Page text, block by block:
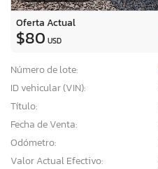
Oferta Actual
$80 USD
Número de lote:
ID vehicular (VIN):
Título:
Fecha de Venta:
Odómetro:
Valor Actual Efectivo: